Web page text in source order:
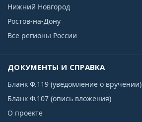
Нижний Новгород
Ростов-на-Дону
Все регионы России
ДОКУМЕНТЫ И СПРАВКА
Бланк Ф.119 (уведомление о вручении)
Бланк Ф.107 (опись вложения)
О проекте